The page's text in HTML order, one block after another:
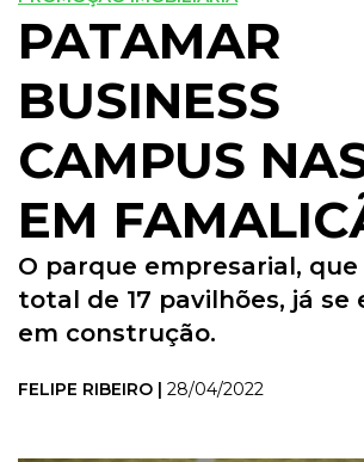
PATAMAR
BUSINESS
CAMPUS
EM
O parque empresarial,
total de 17 pavilhões, já se
em construção.
FELIPE RIBEIRO | 28/04/2022